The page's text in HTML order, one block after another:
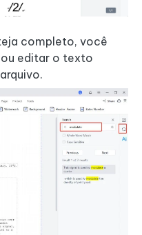
completo, você
editar o texto